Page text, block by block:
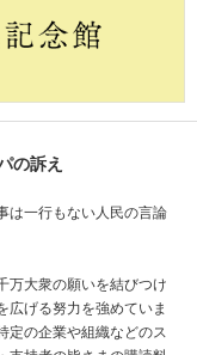
の訴え
は一行もない人民の言論
万大衆の願いを結びつけ
広げる努力を強めていま
定の企業や組織などのス